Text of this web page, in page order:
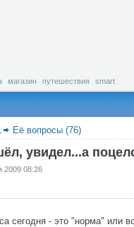
магазин путешествия smart
Её вопросы (76)
увидел...а
2009 08:26
сегодня - это "норма" или